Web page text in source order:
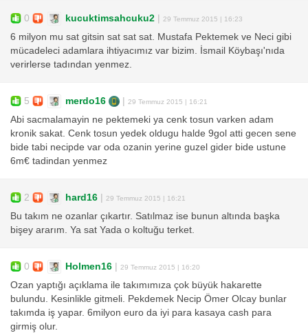
0 kucuktimsahcuku2 29 Temmuz 2015 | 16:23
6 milyon mu sat gitsin sat sat sat. Mustafa Pektemek ve Neci gibi
mücadeleci adamlara ihtiyacımız var bizim. İsmail Köybaşı'nıda
verirlerse tadından yenmez.
5 merdo16 29 Temmuz 2015 | 16:21
Abi sacmalamayin ne pektemeki ya cenk tosun varken adam
kronik sakat. Cenk tosun yedek oldugu halde 9gol atti gecen sene
bide tabi necipde var oda ozanin yerine guzel gider bide ustune
6m€ tadindan yenmez
2 hard16 29 Temmuz 2015 | 16:21
Bu takım ne ozanlar çıkartır. Satılmaz ise bunun altında başka
bişey ararım. Ya sat Yada o koltuğu terket.
0 Holmen16 29 Temmuz 2015 | 16:20
Ozan yaptığı açıklama ile takımımıza çok büyük hakarette
bulundu. Kesinlikle gitmeli. Pekdemek Necip Ömer Olcay bunlar
takımda iş yapar. 6milyon euro da iyi para kasaya cash para
girmiş olur.